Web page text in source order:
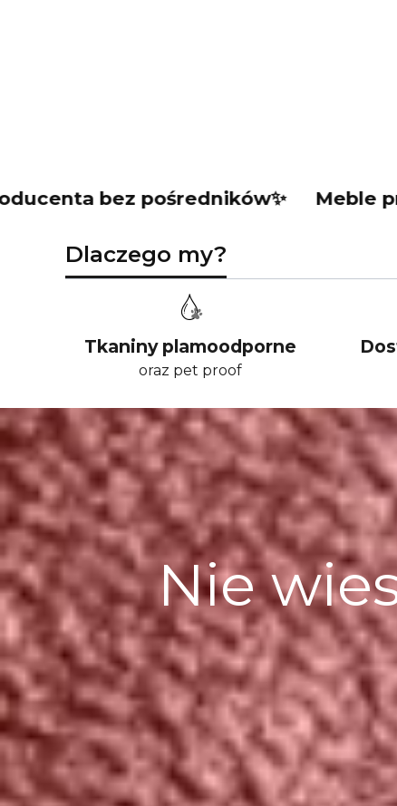
pośredników✨ Meble prosto od
Dlaczego my?
Tkaniny plamoodporne
oraz pet proof
Nie